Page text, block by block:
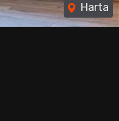
Harta